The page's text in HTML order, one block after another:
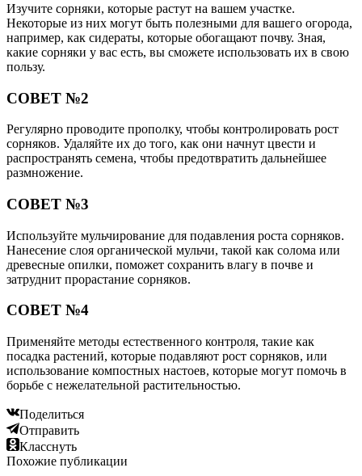
Изучите сорняки, которые растут на вашем участке.
Некоторые из них могут быть полезными для вашего огорода,
например, как сидераты, которые обогащают почву. Зная,
какие сорняки у вас есть, вы сможете использовать их в свою
пользу.
СОВЕТ №2
Регулярно проводите прополку, чтобы контролировать рост
сорняков. Удаляйте их до того, как они начнут цвести и
распространять семена, чтобы предотвратить дальнейшее
размножение.
СОВЕТ №3
Используйте мульчирование для подавления роста сорняков.
Нанесение слоя органической мульчи, такой как солома или
древесные опилки, поможет сохранить влагу в почве и
затруднит прорастание сорняков.
СОВЕТ №4
Применяйте методы естественного контроля, такие как
посадка растений, которые подавляют рост сорняков, или
использование компостных настоев, которые могут помочь в
борьбе с нежелательной растительностью.
Поделиться
Отправить
Класснуть
Похожие публикации